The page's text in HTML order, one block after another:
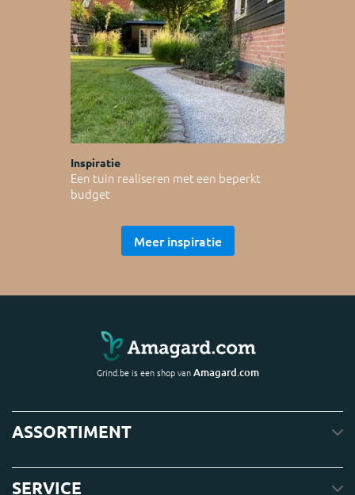
Inspiratie
Een tuin realiseren met een beperkt
budget
Meer inspiratie
Grind.be is een shop vanAmagard.com
ASSORTIMENT
SERVICE